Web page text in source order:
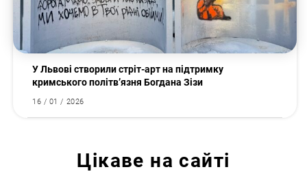
У Львові створили стріт-арт на підтримку
кримського політв’язня Богдана Зізи
16 / 01 / 2026
Цікаве на сайті